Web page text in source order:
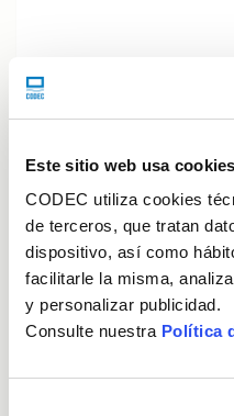
Este sitio web usa cookies
CODEC utiliza cookies
de terceros, que tratan
dispositivo, así como
facilitarle la misma,
y personalizar publicidad.
Consulte nuestra Política
Los indicadores